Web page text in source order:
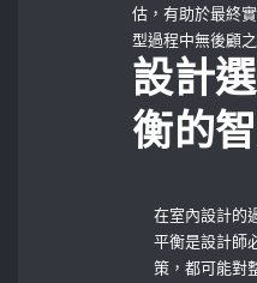
估，有助於最終
型過程中無後顧
設計
衡的
在室內設計的
平衡是設計師
策，都可能對